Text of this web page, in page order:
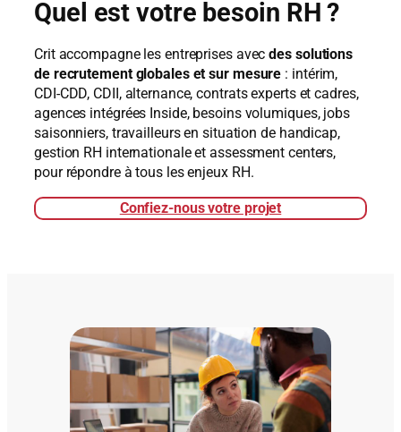
Quel est votre besoin RH ?
Crit accompagne les entreprises avecdes solutions
de recrutement globales et sur mesure : intérim,
CDI‑CDD, CDII, alternance, contrats experts et cadres,
agences intégrées Inside, besoins volumiques, jobs
saisonniers, travailleurs en situation de handicap,
gestion RH internationale et assessment centers,
pour répondre à tous les enjeux RH.
Confiez-nous votre projet